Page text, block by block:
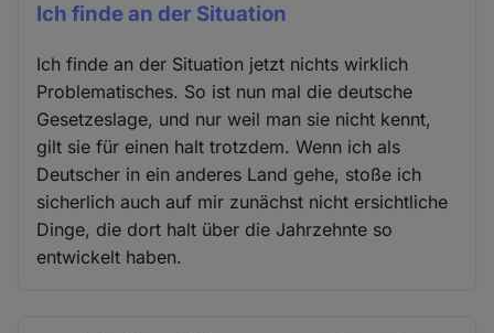
Ich finde an der Situation
Ich finde an der Situation jetzt nichts wirklich
Problematisches. So ist nun mal die deutsche
Gesetzeslage, und nur weil man sie nicht kennt,
gilt sie für einen halt trotzdem. Wenn ich als
Deutscher in ein anderes Land gehe, stoße ich
sicherlich auch auf mir zunächst nicht ersichtliche
Dinge, die dort halt über die Jahrzehnte so
entwickelt haben.